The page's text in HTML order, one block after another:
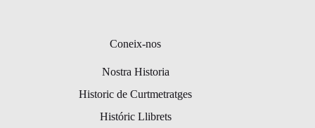
Coneix-nos
Nostra Historia
Historic de Curtmetratges
Históric Llibrets